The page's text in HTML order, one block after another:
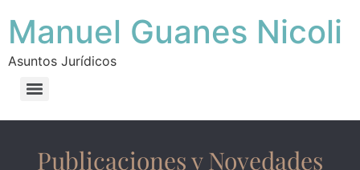
Manuel Guanes Nicoli
Asuntos Jurídicos
Publicaciones y Novedades